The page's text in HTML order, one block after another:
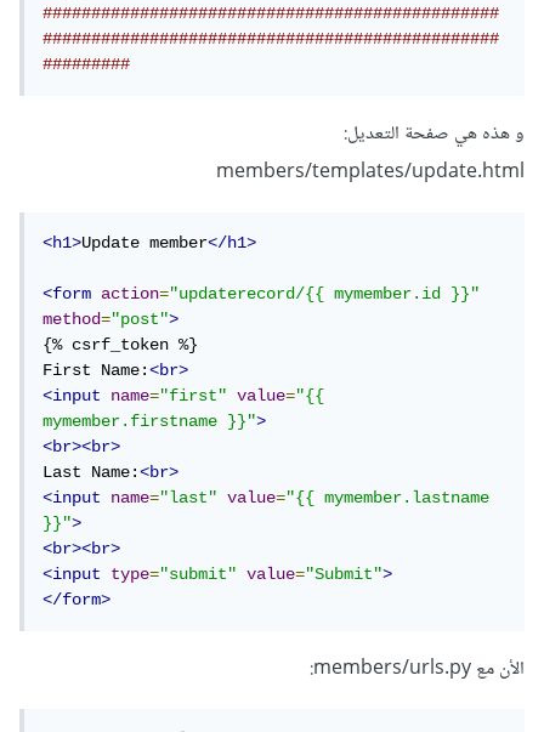
###############################################
###############################################
#########
و هذه هي صفحة التعديل:
members/templates/update.html
<h1>Update member</h1>
<form action="updaterecord/{{ mymember.id }}"
method="post">
{% csrf_token %}
First Name:<br>
<input
name="first" value="{{
mymember.firstname }}">
<br><br>
Last Name:<br>
<input
name="last" value="{{ mymember.lastname
}}">
<br><br>
<input
type="submit" value="Submit">
</form>
الأن مع members/urls.py: